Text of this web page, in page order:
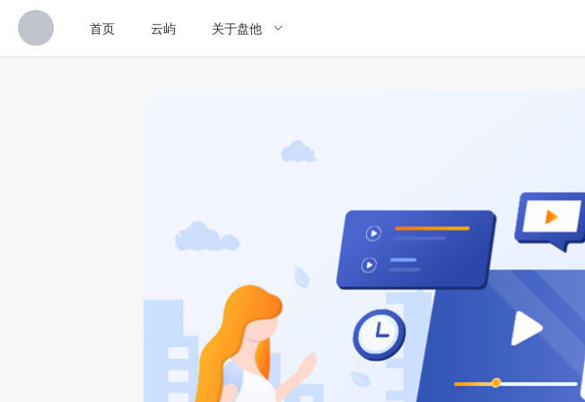
首页 云屿 关于盘他